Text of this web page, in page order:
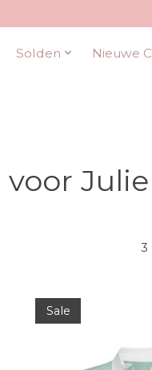
Solden Nieuwe
3
Sale